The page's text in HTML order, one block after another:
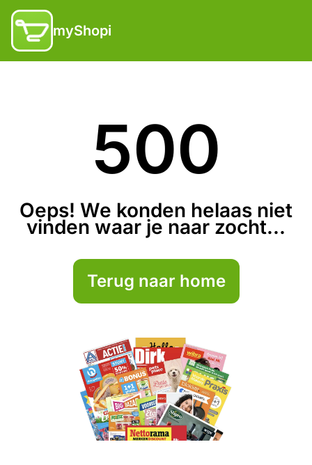
myShopi
500
Oeps! We konden helaas niet
vinden waar je naar zocht...
Terug naar home